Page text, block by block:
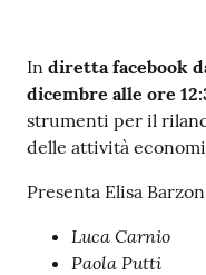
Prenota
zione
on line
In diretta facebook
dicembre alle ore
strumenti per il
delle attività
Presenta Elisa
Luca Carnio
Paola Putti